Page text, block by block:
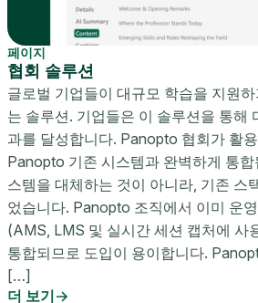
페이지
협회 솔루션
글로벌 기업들이 대규모 학습을 지원
는 솔루션. 기업들은 이 솔루션을 통해
과를 달성합니다. Panopto 협회가 활
Panopto 기존 시스템과 완벽하게 통합
스템을 대체하는 것이 아니라, 기존 스
었습니다. Panopto 조직에서 이미 운
(AMS, LMS 및 실시간 세션 캡처에 사
통합되므로 도입이 용이합니다.
[…]
더 보기